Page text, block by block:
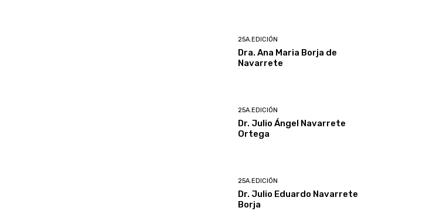
25A.EDICIÓN
Dra. Ana Maria Borja de
Navarrete
25A.EDICIÓN
Dr. Julio Ángel Navarrete
Ortega
25A.EDICIÓN
Dr. Julio Eduardo Navarrete
Borja